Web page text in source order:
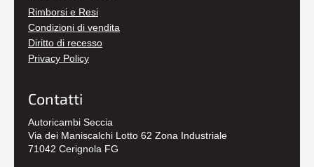
Rimborsi e Resi
Condizioni di vendita
Diritto di recesso
Privacy Policy
Contatti
Autoricambi Seccia
Via dei Maniscalchi Lotto 62 Zona Industriale
71042 Cerignola FG